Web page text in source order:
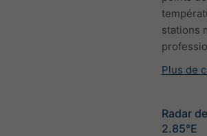
stations
Plus de
Radar
2.85°E